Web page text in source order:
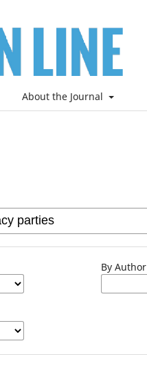
About the Journal
By Author